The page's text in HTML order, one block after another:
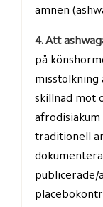
ämnen
4. Att
på
misstolkning
skillnad mot
afrodisiakum
traditionell
publicerade/